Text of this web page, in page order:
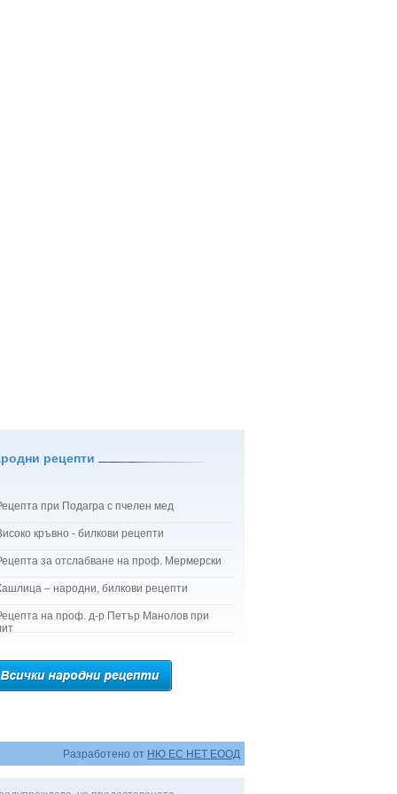
рецепти
при Подагра с пчелен мед
кръвно - билкови рецепти
за отслабване на проф. Мермерски
– народни, билкови рецепти
на проф. д-р Петър Манолов при
Разработено от НЮ ЕС НЕТ ЕООД